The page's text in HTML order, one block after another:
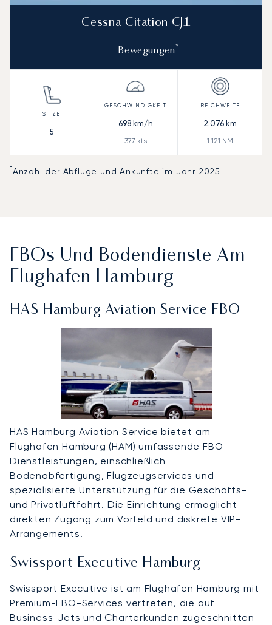
Cessna Citation CJ1
Bewegungen*
5
698km/h
377 kts
2.076 km
1.121 NM
*Anzahl der Abflüge und Ankünfte im Jahr 2025
FBOs Und Bodendienste Am
Flughafen Hamburg
HAS Hamburg Aviation Service FBO
HAS Hamburg Aviation Service bietet am
Flughafen Hamburg (HAM) umfassende FBO-
Dienstleistungen, einschließlich
Bodenabfertigung, Flugzeugservices und
spezialisierte Unterstützung für die Geschäfts-
und Privatluftfahrt. Die Einrichtung ermöglicht
direkten Zugang zum Vorfeld und diskrete VIP-
Arrangements.
Swissport Executive Hamburg
Swissport Executive ist am Flughafen Hamburg mit
Premium-FBO-Services vertreten, die auf
Business-Jets und Charterkunden zugeschnitten